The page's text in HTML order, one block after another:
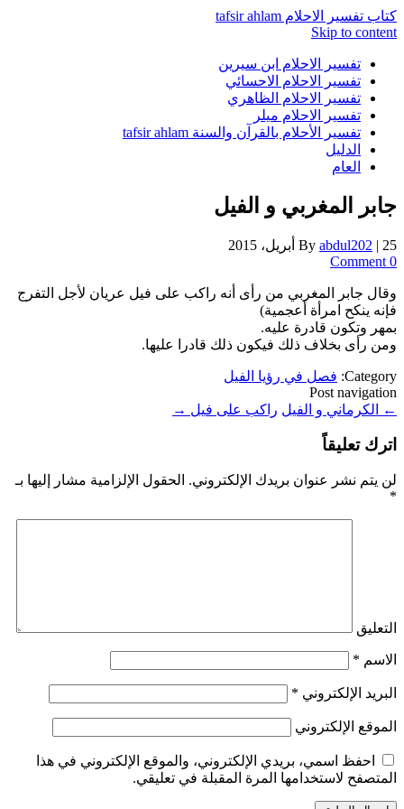
كتاب تفسير الاحلام tafsir ahlam
Skip to content
تفسير الاحلام ابن سيرين
تفسير الاحلام الاحسائي
تفسير الاحلام الظاهري
تفسير الاحلام ميلر
تفسير الأحلام بالقرآن والسنة tafsir ahlam
الدليل
العام
جابر المغربي و الفيل
By abdul202 | 25 أبريل، 2015
0 Comment
وقال جابر المغربي من رأى أنه راكب على فيل عريان لأجل التفرج
فإنه ينكح امرأة أعجمية)
بمهر وتكون قادرة عليه.
ومن رأى بخلاف ذلك فيكون ذلك قادرا عليها.
Category: فصل في رؤيا الفيل
Post navigation
←
الكرماني و الفيل راكب على فيل →
اترك تعليقاً
لن يتم نشر عنوان بريدك الإلكتروني. الحقول الإلزامية مشار إليها بـ
*
التعليق
الاسم *
البريد الإلكتروني *
الموقع الإلكتروني
احفظ اسمي، بريدي الإلكتروني، والموقع الإلكتروني في هذا
المتصفح لاستخدامها المرة المقبلة في تعليقي.